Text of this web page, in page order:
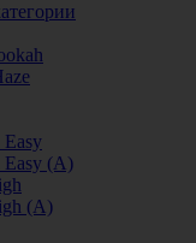
Easy
Easy (А)
(А)